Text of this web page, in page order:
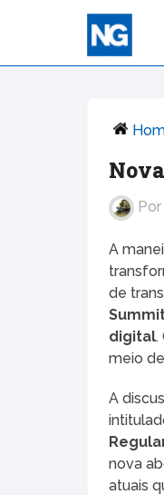
Por
A
de
digital.
meio
A
nova
atuais